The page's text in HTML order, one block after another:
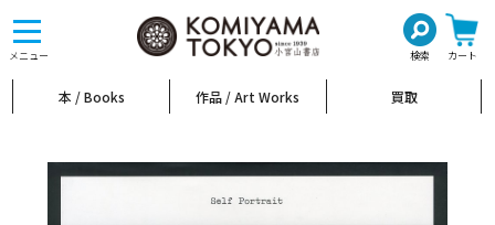
メニュー 検索 カート
toggle
navigation
本 / Books 作品 / Art Works 買取